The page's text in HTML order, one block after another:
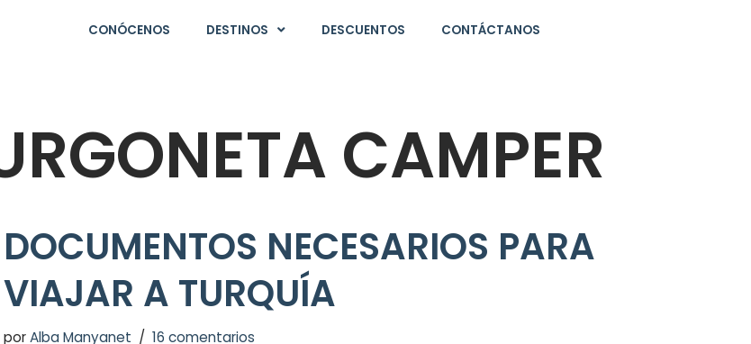
CONÓCENOS DESTINOS DESCUENTOS CONTÁCTANOS
CAMPER
DOCUMENTOS NECESARIOS PARA
VIAJAR A TURQUÍA
porAlba Manyanet 16 comentarios